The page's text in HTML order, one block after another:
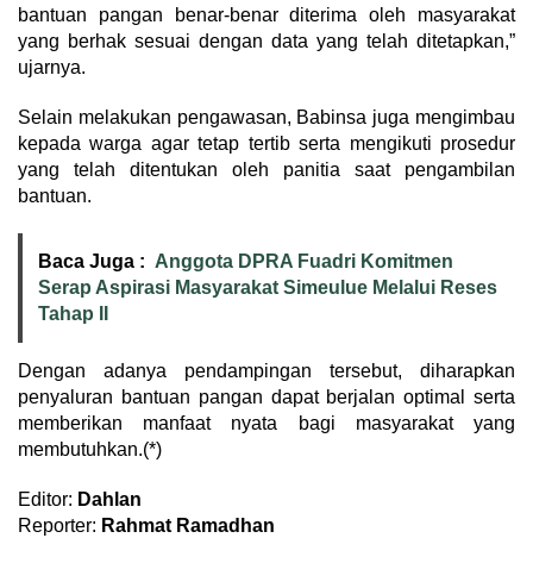
bantuan pangan benar-benar diterima oleh masyarakat
yang berhak sesuai dengan data yang telah ditetapkan,”
ujarnya.
Selain melakukan pengawasan, Babinsa juga mengimbau
kepada warga agar tetap tertib serta mengikuti prosedur
yang telah ditentukan oleh panitia saat pengambilan
bantuan.
Baca Juga : Anggota DPRA Fuadri Komitmen
Serap Aspirasi Masyarakat Simeulue Melalui Reses
Tahap II
Dengan adanya pendampingan tersebut, diharapkan
penyaluran bantuan pangan dapat berjalan optimal serta
memberikan manfaat nyata bagi masyarakat yang
membutuhkan.(*)
Editor: Dahlan
Reporter: Rahmat Ramadhan